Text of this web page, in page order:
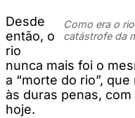
Como era o
catástrofe da
Desde
então, o
rio
nunca mais foi o
a “morte do rio”,
às duras penas,
hoje.